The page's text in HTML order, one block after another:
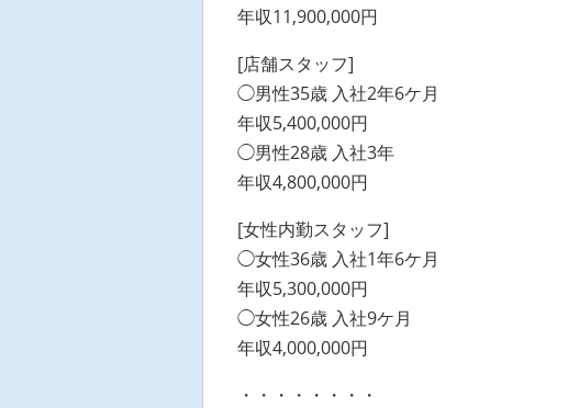
年収11,900,000円
[店舗スタッフ]
◯男性35歳 入社2年6ケ月
年収5,400,000円
◯男性28歳 入社3年
年収4,800,000円
[女性内勤スタッフ]
◯女性36歳 入社1年6ケ月
年収5,300,000円
◯女性26歳 入社9ケ月
年収4,000,000円
・・・・・・・・